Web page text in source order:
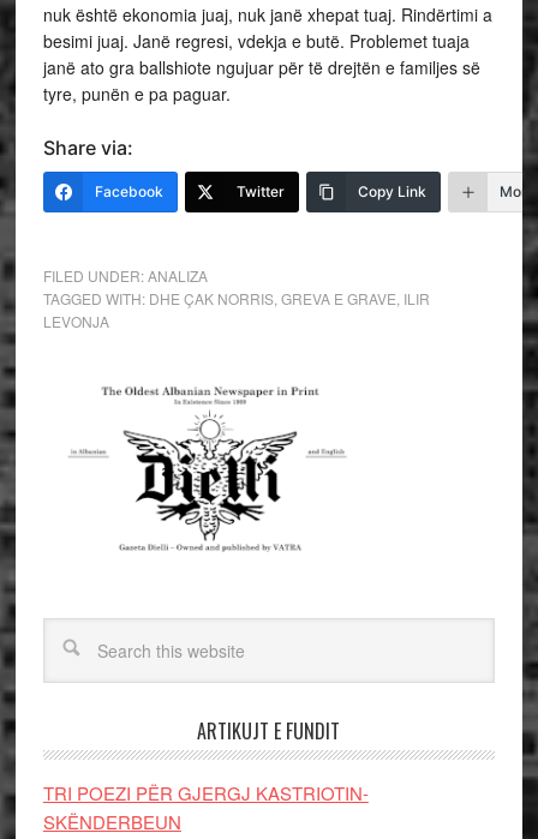
nuk është ekonomia juaj, nuk janë xhepat tuaj. Rindërtimi a
besimi juaj. Janë regresi, vdekja e butë. Problemet tuaja
janë ato gra ballshiote ngujuar për të drejtën e familjes së
tyre, punën e pa paguar.
Share via:
Facebook Twitter Copy Link More
FILED UNDER:ANALIZA
TAGGED WITH: DHE ÇAK NORRIS, GREVA E GRAVE ILIR
LEVONJA
ARTIKUJT E FUNDIT
TRI POEZI PËR GJERGJ KASTRIOTIN-
SKËNDERBEUN